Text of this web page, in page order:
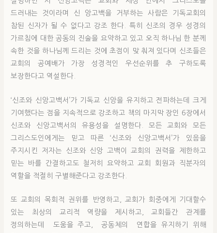
드러내는 것이라며 신 앙고백을 거부하는 사람은 기독교회의
참된 신자가 될 수 없다고 강조 한다. 특히 신조의 경우 성경의
가르침에 대한 공동의 진술을 요약하고 있고 오직 하나님 한 분께
속한 것을 하나님께 드리는 것에 초점이 맞 춰져 있다며 신조들은
교회의 공예배가 가장 성경적인 우선순위를 추 구하도록
보장한다고 역설한다.
‘신조와 신앙고백서’가 기독교 신앙을 유지하고 전파하는데 크게
기여했다는 점을 지속적으로 강조하고 책의 마지막 장인 6장에서
신조와 신앙고백서의 유용성을 설명한다. 모든 교회와 모든
그리스도인에게는 믿고 따른 ‘신조와 신앙고백서’가 있음을
주지시킨 저자는 신조와 신앙 고백이 교회의 권력을 제한하고
믿는 바를 간결하고도 철저히 요약하고 교회 회원과 직분자의
역할을 적절히 구별해준다고 강조한다.
또 교회의 목회적 권위를 반영하고, 교회가 회중에게 기대할수
있는 최상의 교리적 역량을 제시하고, 교회들간 관계를
정의하는데 도움을 주고, 공동체의 연합을 유지하기 위해